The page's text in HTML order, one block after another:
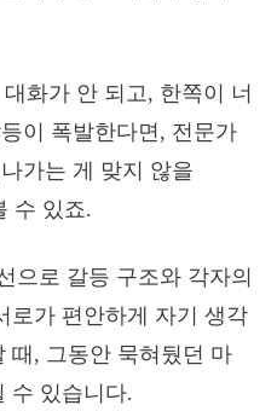
화가 안 되고, 한쪽이 너
이 폭발한다면, 전문가
가는 게 맞지 않을
수 있죠.
으로 갈등 구조와 각자의
로가 편안하게 자기 생각
때, 그동안 묵혀뒀던 마
수 있습니다.